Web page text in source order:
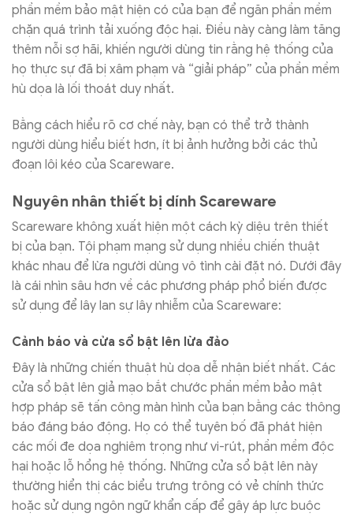
phần mềm bảo mật hiện có của bạn để ngăn phần mềm
chặn quá trình tải xuống độc hại. Điều này càng làm tăng
thêm nỗi sợ hãi, khiến người dùng tin rằng hệ thống của
họ thực sự đã bị xâm phạm và “giải pháp” của phần mềm
hù dọa là lối thoát duy nhất.
Bằng cách hiểu rõ cơ chế này, bạn có thể trở thành
người dùng hiểu biết hơn, ít bị ảnh hưởng bởi các thủ
đoạn lôi kéo của Scareware.
Nguyên nhân thiết bị dính Scareware
Scareware không xuất hiện một cách kỳ diệu trên thiết
bị của bạn. Tội phạm mạng sử dụng nhiều chiến thuật
khác nhau để lừa người dùng vô tình cài đặt nó. Dưới đây
là cái nhìn sâu hơn về các phương pháp phổ biến được
sử dụng để lây lan sự lây nhiễm của Scareware:
Cảnh báo và cửa sổ bật lên lừa đảo
Đây là những chiến thuật hù dọa dễ nhận biết nhất. Các
cửa sổ bật lên giả mạo bắt chước phần mềm bảo mật
hợp pháp sẽ tấn công màn hình của bạn bằng các thông
báo đáng báo động. Họ có thể tuyên bố đã phát hiện
các mối đe dọa nghiêm trọng như vi-rút, phần mềm độc
hại hoặc lỗ hổng hệ thống. Những cửa sổ bật lên này
thường hiển thị các biểu trưng trông có vẻ chính thức
hoặc sử dụng ngôn ngữ khẩn cấp để gây áp lực buộc